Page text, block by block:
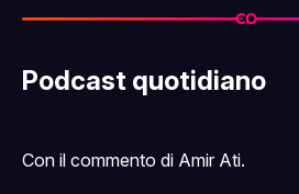
Podcast quotidiano
Con il commento di Amir Ati.